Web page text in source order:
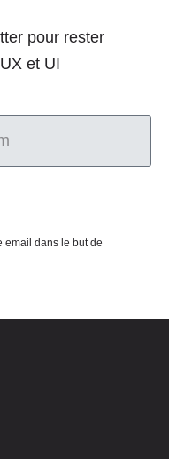
pour rester
et UI
email dans le but de